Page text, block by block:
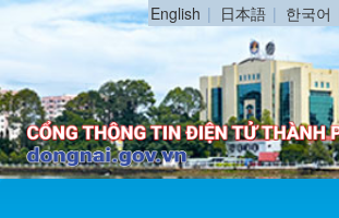
English 日本語 한국어